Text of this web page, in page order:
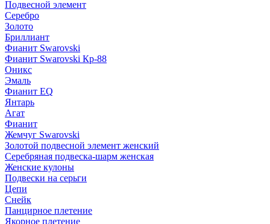
Подвесной элемент
Серебро
Золото
Бриллиант
Фианит Swarovski
Фианит Swarovski Кр-88
Оникс
Эмаль
Фианит EQ
Янтарь
Агат
Фианит
Жемчуг Swarovski
Золотой подвесной элемент женcкий
Серебряная подвеска-шарм женская
Женские кулоны
Подвески на серьги
Цепи
Снейк
Панцирное плетение
Якорное плетение